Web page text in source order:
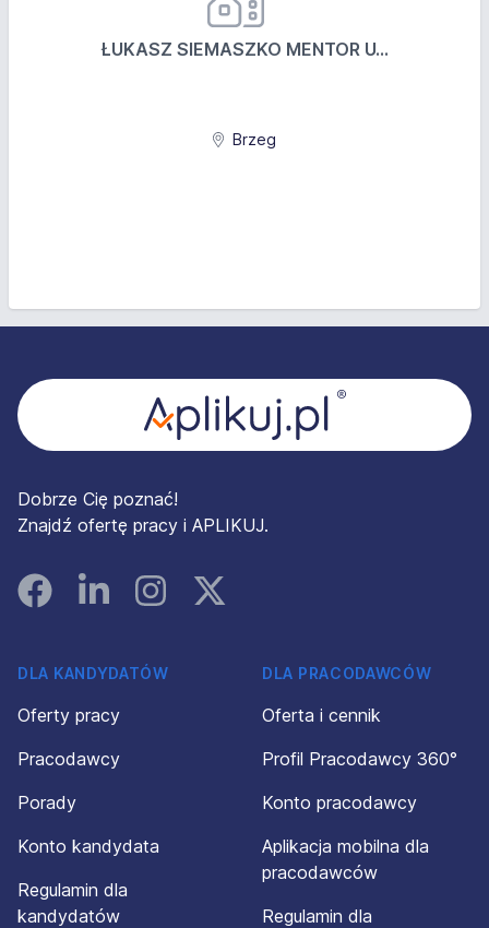
ŁUKASZ SIEMASZKO MENTOR U...
Brzeg
Dobrze Cię poznać!
Znajdź ofertę pracy i APLIKUJ.
FacebookLinked InInstagramInstagram
DLA KANDYDATÓW
Oferty pracy
Pracodawcy
Porady
Konto kandydata
Regulamin dla
kandydatów
DLA PRACODAWCÓW
Oferta i cennik
Profil Pracodawcy 360°
Konto pracodawcy
Aplikacja mobilna dla
pracodawców
Regulamin dla